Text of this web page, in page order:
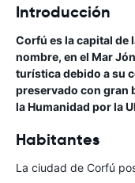
Introducción
Corfú es la capital de
nombre, en el Mar
turística debido a su
preservado con gran
la Humanidad por la
Habitantes
La ciudad de Corfú